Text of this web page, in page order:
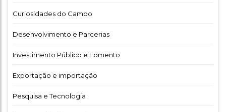
Curiosidades do Campo
Desenvolvimento e Parcerias
Investimento Público e Fomento
Exportação e importação
Pesquisa e Tecnologia